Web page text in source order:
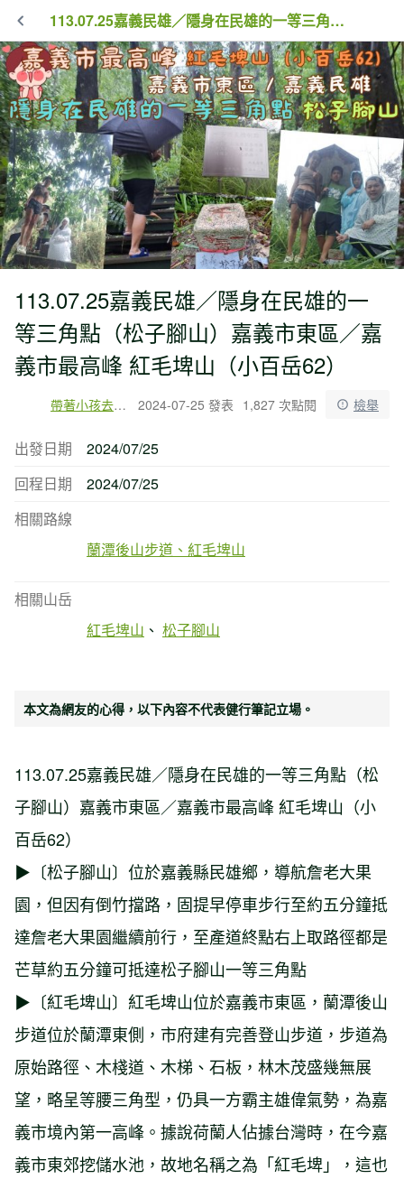
113.07.25嘉義民雄／隱身在民雄的一等三角點（松子腳山）嘉義市東區／嘉義市最高峰 紅毛埤山（小百岳62）
113.07.25嘉義民雄／隱身在民雄的一
等三角點（松子腳山）嘉義市東區／嘉
義市最高峰 紅毛埤山（小百岳62）
帶著小孩去爬山 2024-07-25 發表 1,827 次點閱 檢舉
出發日期
2024/07/25
回程日期
2024/07/25
相關路線
蘭潭後山步道、紅毛埤山
相關山岳
紅毛埤山
松子腳山
本文為網友的心得，以下內容不代表健行筆記立場。
113.07.25嘉義民雄／隱身在民雄的一等三角點（松
子腳山）嘉義市東區／嘉義市最高峰 紅毛埤山（小
百岳62）
▶〔松子腳山〕位於嘉義縣民雄鄉，導航詹老大果
園，但因有倒竹擋路，固提早停車步行至約五分鐘抵
達詹老大果園繼續前行，至產道終點右上取路徑都是
芒草約五分鐘可抵達松子腳山一等三角點
▶〔紅毛埤山〕紅毛埤山位於嘉義市東區，蘭潭後山
步道位於蘭潭東側，市府建有完善登山步道，步道為
原始路徑、木棧道、木梯、石板，林木茂盛幾無展
望，略呈等腰三角型，仍具一方霸主雄偉氣勢，為嘉
義市境內第一高峰。據說荷蘭人佔據台灣時，在今嘉
義市東郊挖儲水池，故地名稱之為「紅毛埤」，這也